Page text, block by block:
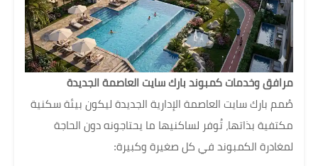
مرافق وخدمات كمبوند بارك سايت العاصمة الجديدة
صُمم بارك سايت العاصمة الإدارية الجديدة ليكون بيئة سكنية
مكتفية بذاتها، تُوفر لساكنيها ما يحتاجونه دون الحاجة
لمغادرة الكمبوند في كل صغيرة وكبيرة: